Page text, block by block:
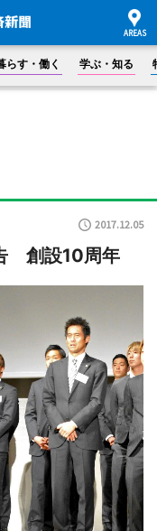
らす・働く 学ぶ・知る
2017.12.05
創設10周年